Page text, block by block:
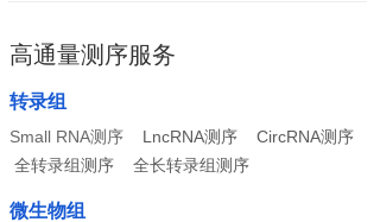
高通量测序服务
转录组
Small RNA测序 LncRNA测序 CircRNA测序
全转录组测序 全长转录组测序
微生物组